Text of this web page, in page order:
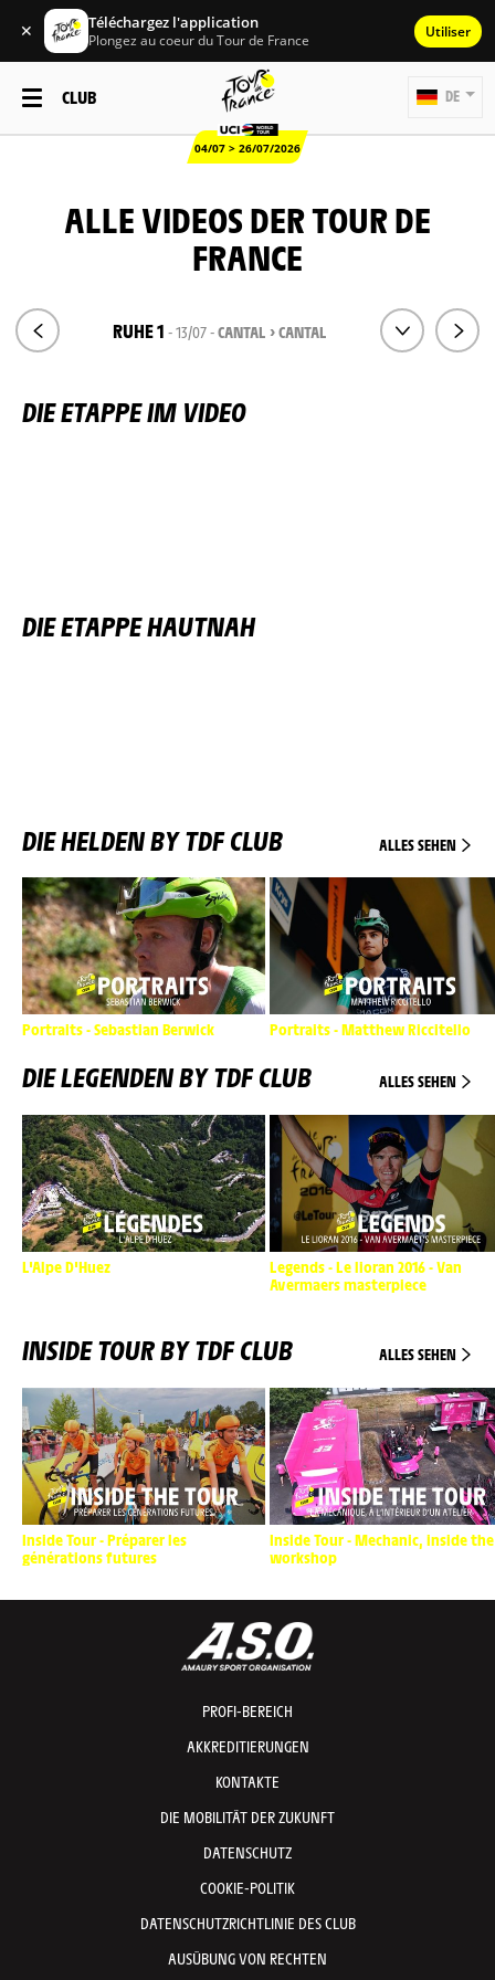
✕ Téléchargez l'application
Plongez au coeur du Tour de France Utiliser
CLUB
04/07 > 26/07/2026
DE
ALLE VIDEOS DER TOUR DE
FRANCE
RUHE 1 - 13/07 -CANTAL > CANTAL
DIE ETAPPE IM VIDEO
DIE ETAPPE HAUTNAH
DIE HELDEN BY TDF CLUB ALLES SEHEN
Portraits - Sebastian Berwick Portraits - Matthew Riccitello
DIE LEGENDEN BY TDF CLUB ALLES SEHEN
L'Alpe D'Huez
Legends - Le lioran 2016 - Van
Avermaers masterpiece
INSIDE TOUR BY TDF CLUB ALLES SEHEN
Inside Tour - Préparer les
générations futures
Inside Tour - Mechanic, inside the
workshop
PROFI-BEREICH
AKKREDITIERUNGEN
KONTAKTE
DIE MOBILITÄT DER ZUKUNFT
DATENSCHUTZ
COOKIE-POLITIK
DATENSCHUTZRICHTLINIE DES CLUB
AUSÜBUNG VON RECHTEN